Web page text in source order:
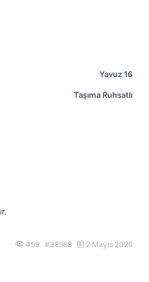
Yavuz 16
Taşıma Ruhsatlı
459 #38968 2 Mayıs 2026